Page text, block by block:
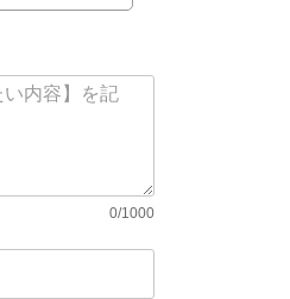
0/1000